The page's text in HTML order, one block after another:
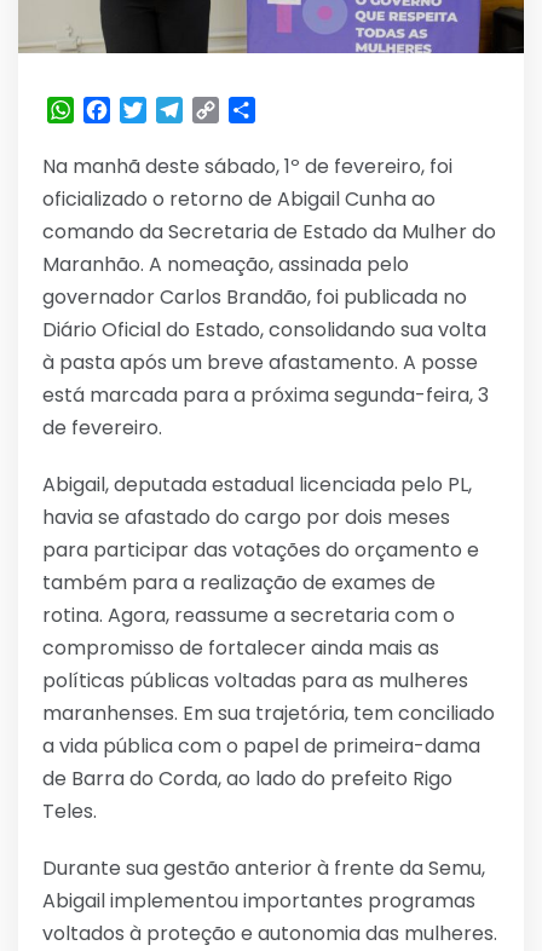
WhatsApp
Facebook
TwitterTelegram
Copy
Na manhã deste sábado, 1º de fevereiro, foi
oficializado o retorno de Abigail Cunha ao
comando da Secretaria de Estado da Mulher do
Maranhão. A nomeação, assinada pelo
governador Carlos Brandão, foi publicada no
Diário Oficial do Estado, consolidando sua volta
à pasta após um breve afastamento. A posse
está marcada para a próxima segunda-feira, 3
de fevereiro.
Abigail, deputada estadual licenciada pelo PL,
havia se afastado do cargo por dois meses
para participar das votações do orçamento e
também para a realização de exames de
rotina. Agora, reassume a secretaria com o
compromisso de fortalecer ainda mais as
políticas públicas voltadas para as mulheres
maranhenses. Em sua trajetória, tem conciliado
a vida pública com o papel de primeira-dama
de Barra do Corda, ao lado do prefeito Rigo
Teles.
Durante sua gestão anterior à frente da Semu,
Abigail implementou importantes programas
voltados à proteção e autonomia das mulheres.